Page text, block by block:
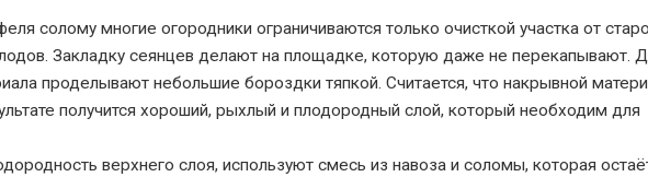
солому многие огородники ограничиваются только очисткой участка от
Закладку сеянцев делают на площадке, которую даже не перекапывают.
проделывают небольшие бороздки тяпкой. Считается, что накрывной
получится хороший, рыхлый и плодородный слой, который необходим для
верхнего слоя, используют смесь из навоза и соломы, которая